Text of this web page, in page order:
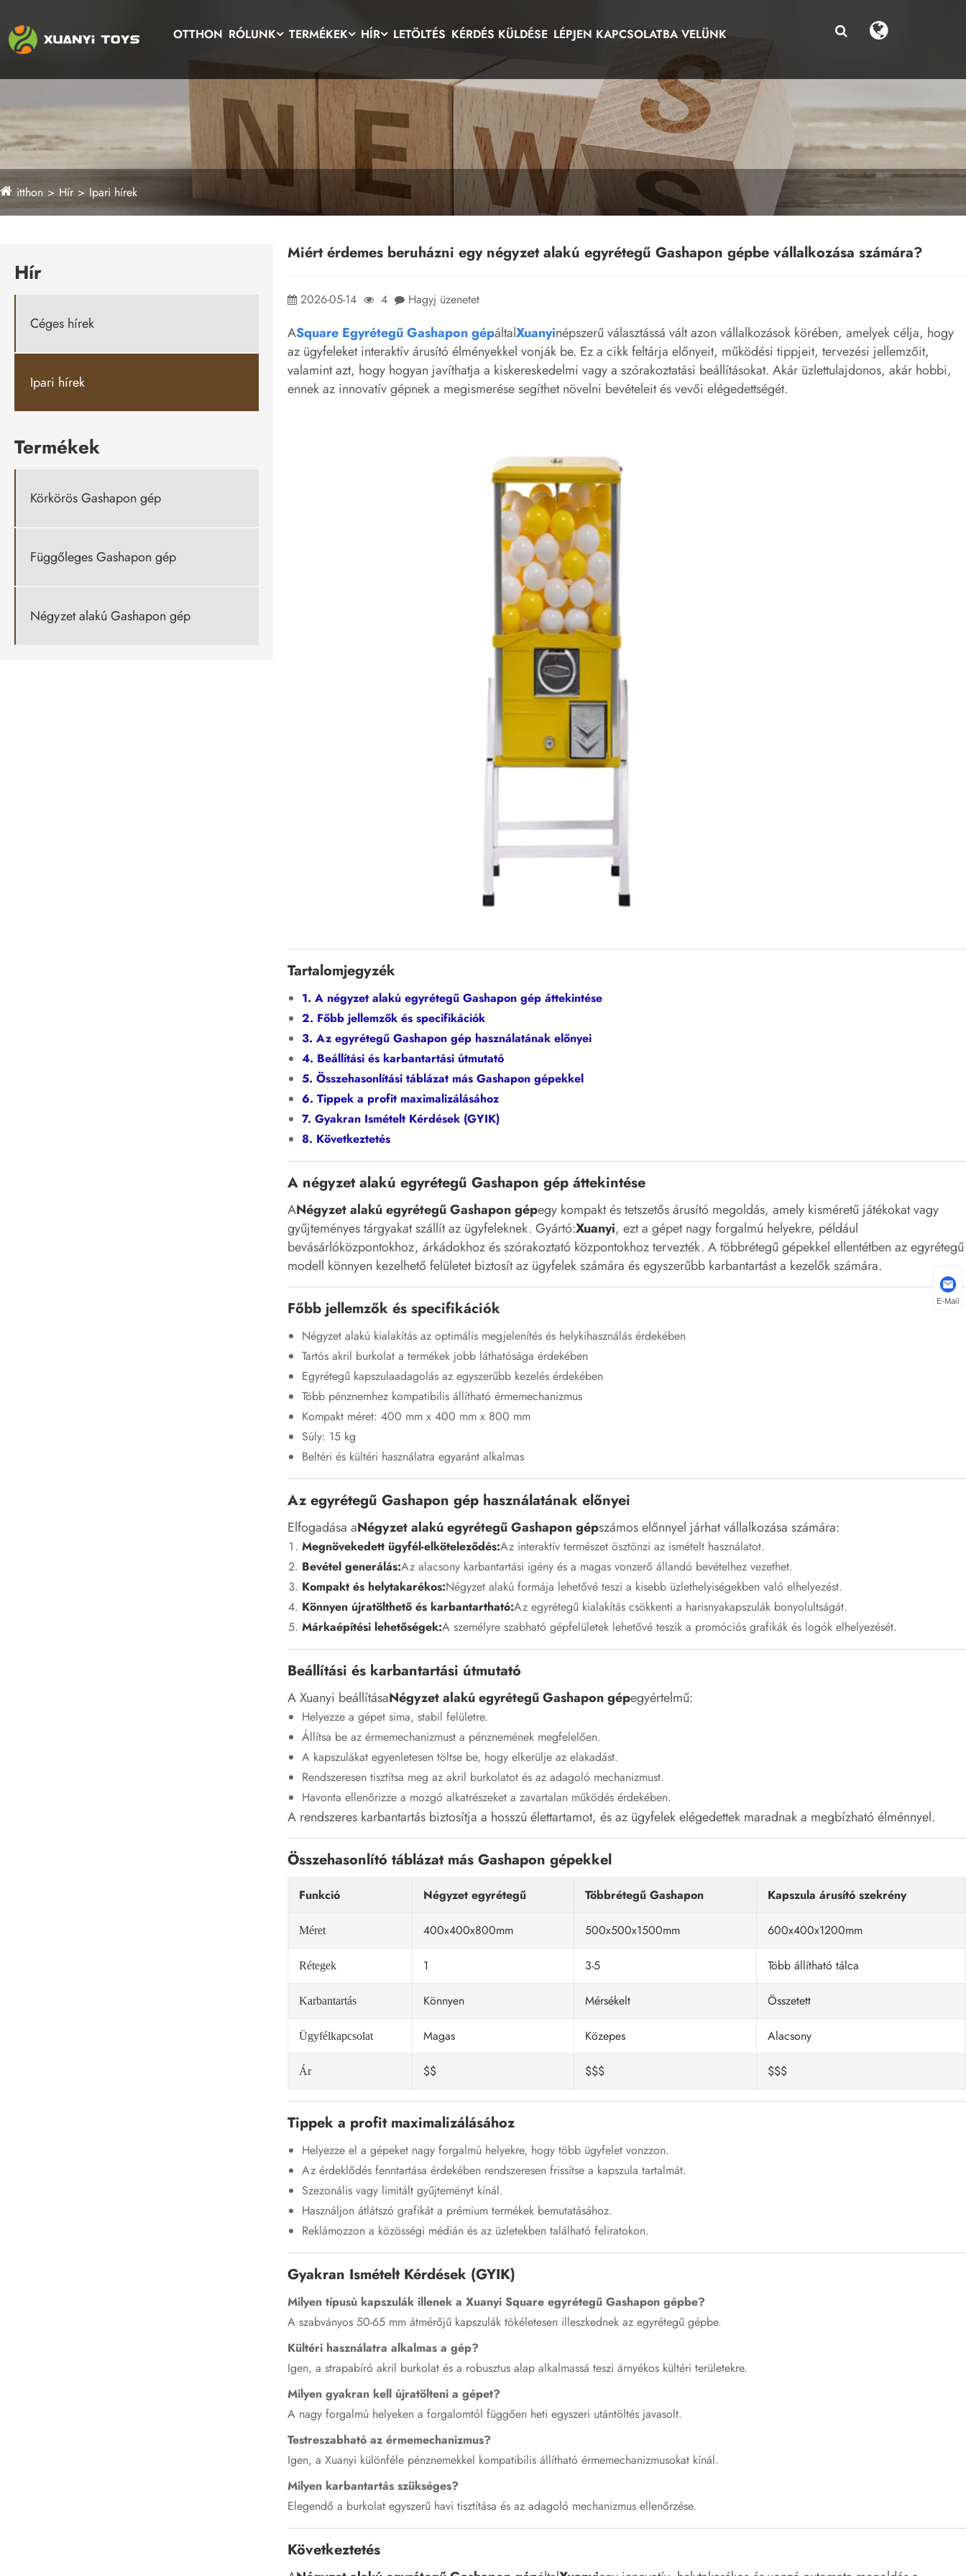
OTTHON RÓLUNK TERMÉKEK HÍR LETÖLTÉS KÉRDÉS KÜLDÉSE LÉPJEN KAPCSOLATBA VELÜNK
itthon Hír Ipari hírek
Hír
Céges hírek
Ipari hírek
Termékek
Körkörös Gashapon gép
Függőleges Gashapon gép
Négyzet alakú Gashapon gép
Miért érdemes beruházni egy négyzet alakú egyrétegű Gashapon gépbe vállalkozása számára?
2026-05-14 4 Hagyj üzenetet
ASquare Egyrétegű Gashapon gépáltalXuanyinépszerű választássá vált azon vállalkozások körében, amelyek célja, hogy
az ügyfeleket interaktív árusító élményekkel vonják be. Ez a cikk feltárja előnyeit, működési tippjeit, tervezési jellemzőit,
valamint azt, hogy hogyan javíthatja a kiskereskedelmi vagy a szórakoztatási beállításokat. Akár üzlettulajdonos, akár hobbi,
ennek az innovatív gépnek a megismerése segíthet növelni bevételeit és vevői elégedettségét.
Tartalomjegyzék
1. A négyzet alakú egyrétegű Gashapon gép áttekintése
2. Főbb jellemzők és specifikációk
3. Az egyrétegű Gashapon gép használatának előnyei
4. Beállítási és karbantartási útmutató
5. Összehasonlítási táblázat más Gashapon gépekkel
6. Tippek a profit maximalizálásához
7. Gyakran Ismételt Kérdések (GYIK)
8. Következtetés
A négyzet alakú egyrétegű Gashapon gép áttekintése
ANégyzet alakú egyrétegű Gashapon gépegy kompakt és tetszetős árusító megoldás, amely kisméretű játékokat vagy
gyűjteményes tárgyakat szállít az ügyfeleknek. Gyártó:Xuanyi, ezt a gépet nagy forgalmú helyekre, például
bevásárlóközpontokhoz, árkádokhoz és szórakoztató központokhoz tervezték. A többrétegű gépekkel ellentétben az egyrétegű
modell könnyen kezelhető felületet biztosít az ügyfelek számára és egyszerűbb karbantartást a kezelők számára.
Főbb jellemzők és specifikációk
Négyzet alakú kialakítás az optimális megjelenítés és helykihasználás érdekében
Tartós akril burkolat a termékek jobb láthatósága érdekében
Egyrétegű kapszulaadagolás az egyszerűbb kezelés érdekében
Több pénznemhez kompatibilis állítható érmemechanizmus
Kompakt méret: 400 mm x 400 mm x 800 mm
Súly: 15 kg
Beltéri és kültéri használatra egyaránt alkalmas
Az egyrétegű Gashapon gép használatának előnyei
Elfogadása aNégyzet alakú egyrétegű Gashapon gépszámos előnnyel járhat vállalkozása számára:
Megnövekedett ügyfél-elköteleződés:Az interaktív természet ösztönzi az ismételt használatot.
Bevétel generálás:Az alacsony karbantartási igény és a magas vonzerő állandó bevételhez vezethet.
Kompakt és helytakarékos:Négyzet alakú formája lehetővé teszi a kisebb üzlethelyiségekben való elhelyezést.
Könnyen újratölthető és karbantartható:Az egyrétegű kialakítás csökkenti a harisnyakapszulák bonyolultságát.
Márkaépítési lehetőségek:A személyre szabható gépfelületek lehetővé teszik a promóciós grafikák és logók elhelyezését.
Beállítási és karbantartási útmutató
A Xuanyi beállításaNégyzet alakú egyrétegű Gashapon gépegyértelmű:
Helyezze a gépet sima, stabil felületre.
Állítsa be az érmemechanizmust a pénznemének megfelelően.
A kapszulákat egyenletesen töltse be, hogy elkerülje az elakadást.
Rendszeresen tisztítsa meg az akril burkolatot és az adagoló mechanizmust.
Havonta ellenőrizze a mozgó alkatrészeket a zavartalan működés érdekében.
A rendszeres karbantartás biztosítja a hosszú élettartamot, és az ügyfelek elégedettek maradnak a megbízható élménnyel.
Összehasonlító táblázat más Gashapon gépekkel
Funkció Négyzet egyrétegű Többrétegű Gashapon Kapszula árusító szekrény
Méret 400x400x800mm 500x500x1500mm 600x400x1200mm
Rétegek 1 3-5 Több állítható tálca
Karbantartás Könnyen Mérsékelt Összetett
Ügyfélkapcsolat Magas Közepes Alacsony
Ár $$ $$$ $$$
Tippek a profit maximalizálásához
Helyezze el a gépeket nagy forgalmú helyekre, hogy több ügyfelet vonzzon.
Az érdeklődés fenntartása érdekében rendszeresen frissítse a kapszula tartalmát.
Szezonális vagy limitált gyűjteményt kínál.
Használjon átlátszó grafikát a prémium termékek bemutatásához.
Reklámozzon a közösségi médián és az üzletekben található feliratokon.
Gyakran Ismételt Kérdések (GYIK)
Milyen típusú kapszulák illenek a Xuanyi Square egyrétegű Gashapon gépbe?
A szabványos 50-65 mm átmérőjű kapszulák tökéletesen illeszkednek az egyrétegű gépbe.
Kültéri használatra alkalmas a gép?
Igen, a strapabíró akril burkolat és a robusztus alap alkalmassá teszi árnyékos kültéri területekre.
Milyen gyakran kell újratölteni a gépet?
A nagy forgalmú helyeken a forgalomtól függően heti egyszeri utántöltés javasolt.
Testreszabható az érmemechanizmus?
Igen, a Xuanyi különféle pénznemekkel kompatibilis állítható érmemechanizmusokat kínál.
Milyen karbantartás szükséges?
Elegendő a burkolat egyszerű havi tisztítása és az adagoló mechanizmus ellenőrzése.
Következtetés
E-Mail